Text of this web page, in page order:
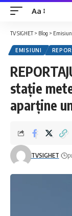
Font
Resizer
Aa
TV SIGHET> Blog >
EMISIUNI
stație
aparține
TVSIGHET